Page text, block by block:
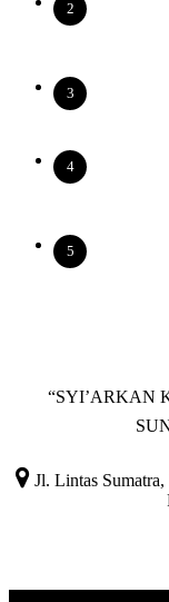
2
3
4
5
“SYI’ARKAN
 Jl. Lintas